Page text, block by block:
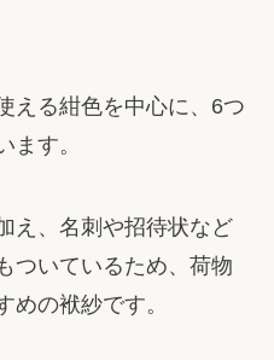
える紺色を中心に、6つ
ます。
え、名刺や招待状など
ついているため、荷物
めの袱紗です。